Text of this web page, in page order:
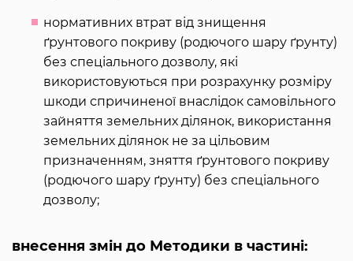
нормативних втрат від знищення
ґрунтового покриву (родючого шару ґрунту)
без спеціального дозволу, які
використовуються при розрахунку розміру
шкоди спричиненої внаслідок самовільного
зайняття земельних ділянок, використання
земельних ділянок не за цільовим
призначенням, зняття ґрунтового покриву
(родючого шару ґрунту) без спеціального
дозволу;
внесення змін до Методики в частині: